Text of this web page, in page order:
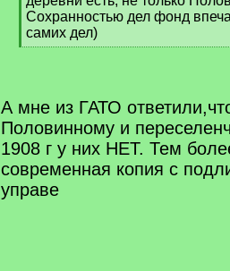
Сохранностью дел фонд
самих дел)
[
А мне из ГАТО
Половинному и
1908 г у них НЕТ. Тем
современная копия с
управе